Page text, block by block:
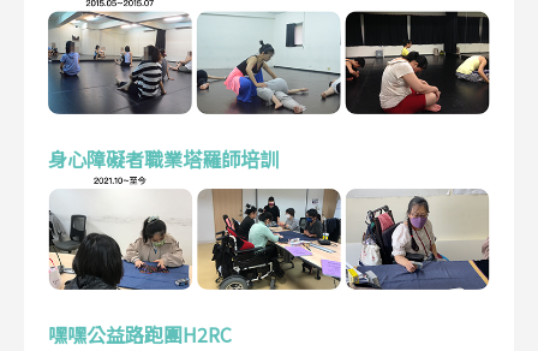
身心障礙者職業塔羅師培訓
嘿嘿公益路跑團H2RC